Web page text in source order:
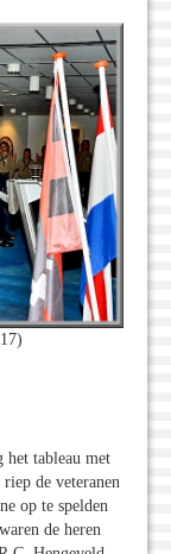
het tableau met
de veteranen
op te spelden
de heren